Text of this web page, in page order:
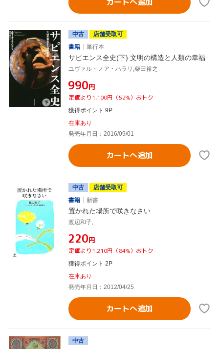
中古
店舗受取可
書籍
単行本
サピエンス全史(下) 文明の構造と人類の幸福
ユヴァル・ノア・ハラリ,柴田裕之
¥990円
定価より1,100円（52%）おトク
獲得ポイント 9P
在庫あり
発売年月日：2016/09/01
カートへ追加
中古
店舗受取可
書籍
新書
置かれた場所で咲きなさい
渡辺和子,
¥220円
定価より1,210円（84%）おトク
獲得ポイント 2P
在庫あり
発売年月日：2012/04/25
カートへ追加
中古